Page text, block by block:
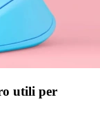
utili per